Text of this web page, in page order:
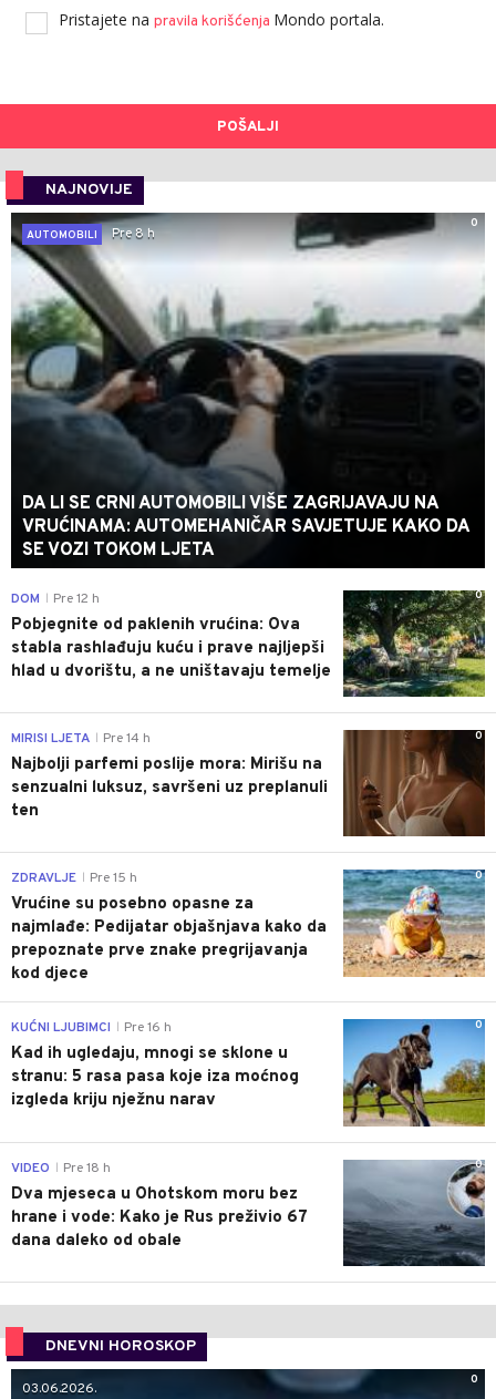
Pristajete na pravila korišćenja Mondo portala.
POŠALJI
NAJNOVIJE
0
AUTOMOBILI
Pre 8 h
DA LI SE CRNI AUTOMOBILI VIŠE ZAGRIJAVAJU NA
VRUĆINAMA: AUTOMEHANIČAR SAVJETUJE KAKO DA
SE VOZI TOKOM LJETA
0
DOM Pre 12 h
Pobjegnite od paklenih vrućina: Ova
stabla rashlađuju kuću i prave najljepši
hlad u dvorištu, a ne uništavaju temelje
0
MIRISI LJETA Pre 14 h
Najbolji parfemi poslije mora: Mirišu na
senzualni luksuz, savršeni uz preplanuli
ten
0
ZDRAVLJE Pre 15 h
Vrućine su posebno opasne za
najmlađe: Pedijatar objašnjava kako da
prepoznate prve znake pregrijavanja
kod djece
0
KUĆNI LJUBIMCI Pre 16 h
Kad ih ugledaju, mnogi se sklone u
stranu: 5 rasa pasa koje iza moćnog
izgleda kriju nježnu narav
0
VIDEO Pre 18 h
Dva mjeseca u Ohotskom moru bez
hrane i vode: Kako je Rus preživio 67
dana daleko od obale
DNEVNI HOROSKOP
0
03.06.2026.